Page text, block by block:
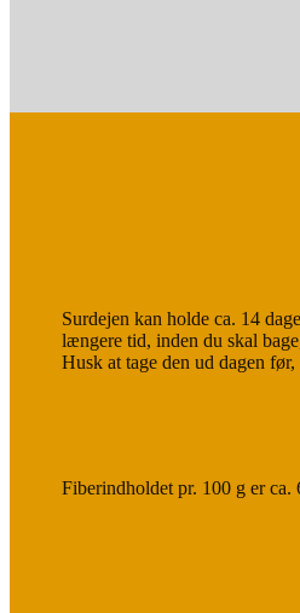
Surdejen kan holde ca. 14
længere tid, inden du skal
Husk at tage den ud dagen
Fiberindholdet pr. 100 g er ca.